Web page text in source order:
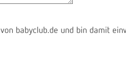
von babyclub.de und bin damit